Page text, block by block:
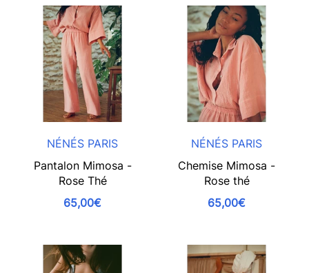
NÉNÉS PARIS
Pantalon Mimosa -
Rose Thé
65,00€
NÉNÉS PARIS
Chemise Mimosa -
Rose thé
65,00€